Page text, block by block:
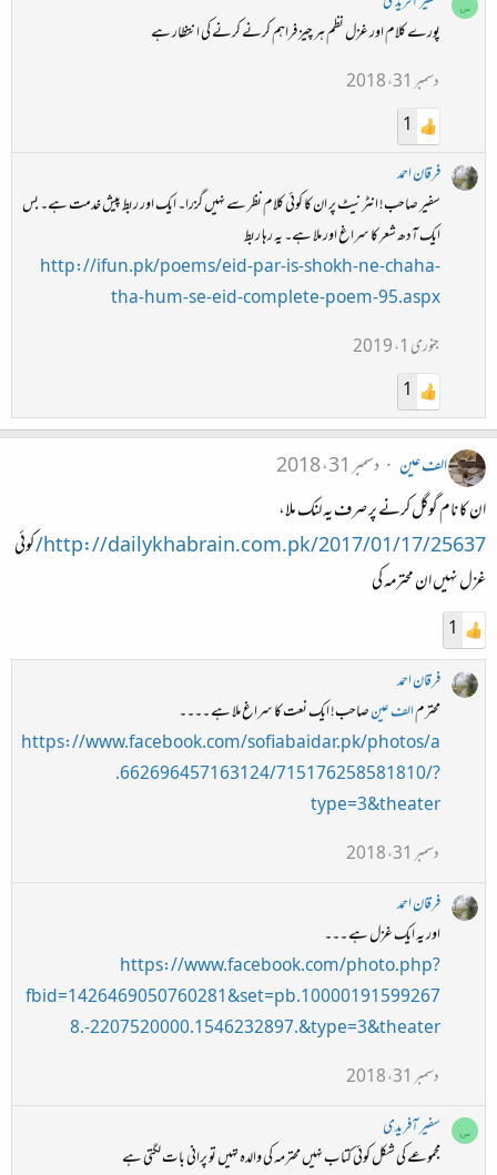
س
پورے کلام اور غزل نظم ہر چیز فراہم کرنے کرنے کی انتظار ہے
دسمبر 31، 2018
1
فرقان احمد
سفیر صاحب! انٹرنیٹ پر ان کا کوئی کلام نظر سے نہیں گزرا۔ ایک اور ربط پیش خدمت ہے۔ بس
ایک آدھ شعر کا سراغ اور ملا ہے۔ یہ رہا ربط
http://ifun.pk/poems/eid-par-is-shokh-ne-chaha-
tha-hum-se-eid-complete-poem-95.aspx
جنوری 1، 2019
1
الف عین
دسمبر 31، 2018
ان کا نام گوگل کرنے پر صرف یہ لنک ملا،
http://dailykhabrain.com.pk/2017/01/17/25637/ کوئی
غزل نہیں ان محترمہ کی
1
فرقان احمد
محترمالف عینصاحب! ایک نعت کا سراغ ملا ہے ۔۔۔۔
https://www.facebook.com/sofiabaidar.pk/photos/a
.662696457163124/715176258581810/?
type=3&theater
دسمبر 31، 2018
فرقان احمد
اور یہ ایک غزل ہے ۔۔۔
https://www.facebook.com/photo.php?
fbid=1426469050760281&set=pb.10000191599267
8.-2207520000.1546232897.&type=3&theater
دسمبر 31، 2018
س
سفیر آفریدی
مجموعے کی شکل کوئی کتاب نہیں محترمہ کی والدہ تهیں تو پرانی بات لگتی ہے